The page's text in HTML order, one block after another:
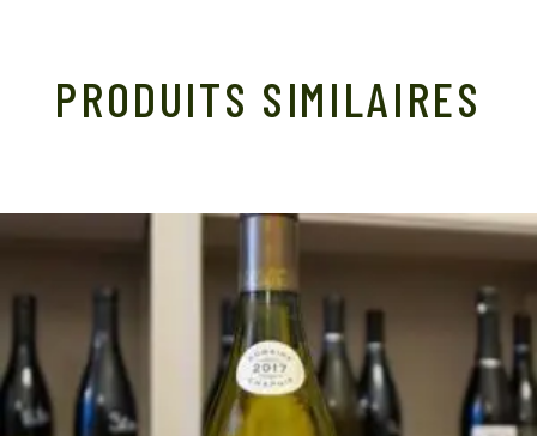
PRODUITS SIMILAIRES